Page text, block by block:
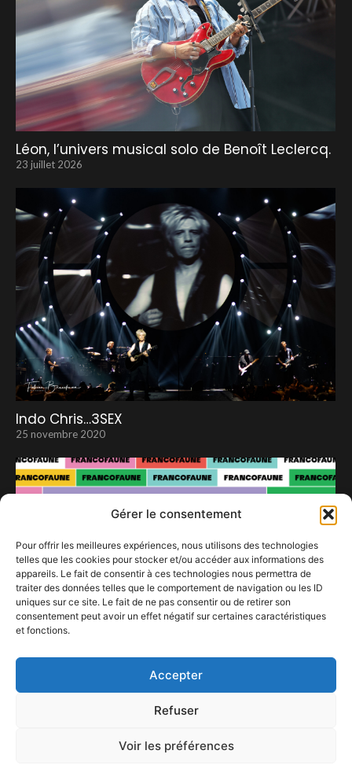
Gérer le consentement
Pour offrir les meilleures expériences, nous utilisons des technologies
telles que les cookies pour stocker et/ou accéder aux informations des
appareils. Le fait de consentir à ces technologies nous permettra de
traiter des données telles que le comportement de navigation ou les ID
uniques sur ce site. Le fait de ne pas consentir ou de retirer son
consentement peut avoir un effet négatif sur certaines caractéristiques
et fonctions.
Accepter
Refuser
Voir les préférences
Léon, l’univers musical solo de Benoît Leclercq.
23 juillet 2026
Indo Chris…3SEX
25 novembre 2020
20 septembre 2024